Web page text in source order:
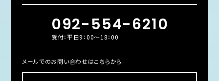
092-554-6210
受付：平日9：00～18：00
メールでのお問い合わせはこちらから